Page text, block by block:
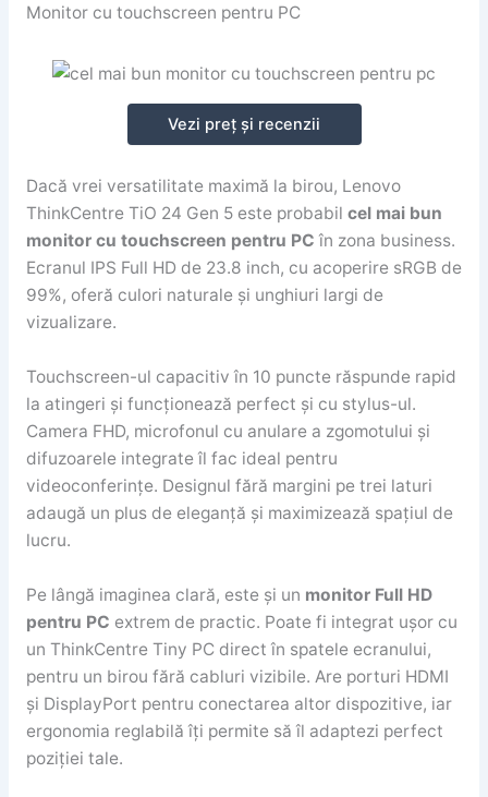
Monitor cu touchscreen pentru PC
Vezi preț și recenzii
Dacă vrei versatilitate maximă la birou, Lenovo
ThinkCentre TiO 24 Gen 5 este probabil cel mai bun
monitor cu touchscreen pentru PC în zona business.
Ecranul IPS Full HD de 23.8 inch, cu acoperire sRGB de
99%, oferă culori naturale și unghiuri largi de
vizualizare.
Touchscreen-ul capacitiv în 10 puncte răspunde rapid
la atingeri și funcționează perfect și cu stylus-ul.
Camera FHD, microfonul cu anulare a zgomotului și
difuzoarele integrate îl fac ideal pentru
videoconferințe. Designul fără margini pe trei laturi
adaugă un plus de eleganță și maximizează spațiul de
lucru.
Pe lângă imaginea clară, este și un monitor Full HD
pentru PC extrem de practic. Poate fi integrat ușor cu
un ThinkCentre Tiny PC direct în spatele ecranului,
pentru un birou fără cabluri vizibile. Are porturi HDMI
și DisplayPort pentru conectarea altor dispozitive, iar
ergonomia reglabilă îți permite să îl adaptezi perfect
poziției tale.